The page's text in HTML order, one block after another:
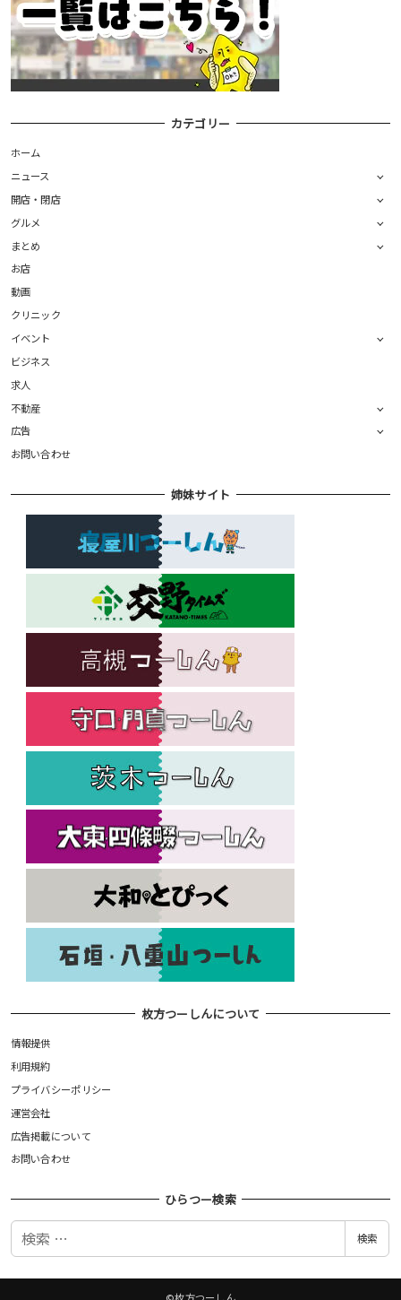
カテゴリー
ホーム
ニュース
開店・閉店
グルメ
まとめ
お店
動画
クリニック
イベント
ビジネス
求人
不動産
広告
お問い合わせ
姉妹サイト
枚方つーしんについて
情報提供
利用規約
プライバシーポリシー
運営会社
広告掲載について
お問い合わせ
ひらつー検索
検
検索